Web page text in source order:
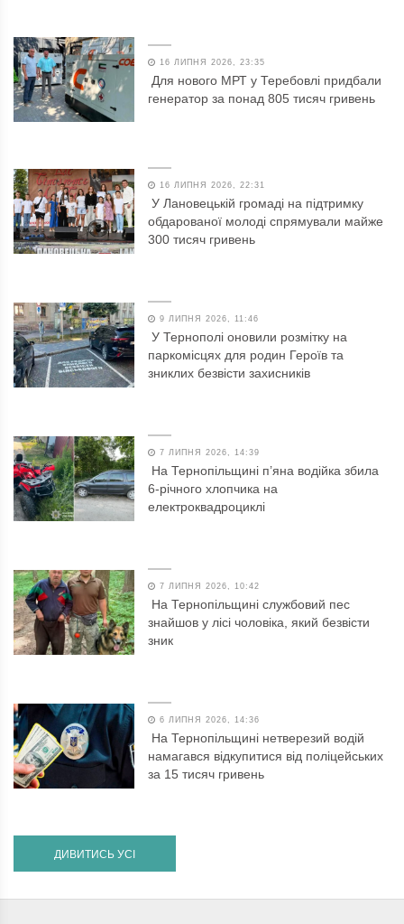
16 ЛИПНЯ 2026, 23:35
Для нового МРТ у Теребовлі придбали
генератор за понад 805 тисяч гривень
16 ЛИПНЯ 2026, 22:31
У Лановецькій громаді на підтримку
обдарованої молоді спрямували майже
300 тисяч гривень
9 ЛИПНЯ 2026, 11:46
У Тернополі оновили розмітку на
паркомісцях для родин Героїв та
зниклих безвісти захисників
7 ЛИПНЯ 2026, 14:39
На Тернопільщині п’яна водійка збила
6-річного хлопчика на
електроквадроциклі
7 ЛИПНЯ 2026, 10:42
На Тернопільщині службовий пес
знайшов у лісі чоловіка, який безвісти
зник
6 ЛИПНЯ 2026, 14:36
На Тернопільщині нетверезий водій
намагався відкупитися від поліцейських
за 15 тисяч гривень
ДИВИТИСЬ УСІ